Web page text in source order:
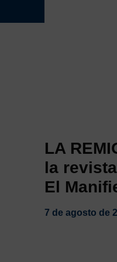
LA
la
El
7 de agosto de